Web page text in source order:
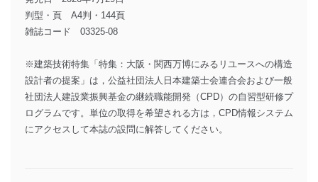
判型・頁 A4判・144頁
雑誌コード 03325-08
※建築技術特集「特集：大阪・関西万博にみるリユースへの構造
設計者の提案」は，公益社団法人日本建築士会連合会および一般
社団法人建設業振興基金の継続職能開発（CPD）の自習型研修プ
ログラムです。単位の取得を希望される方は，CPD情報システム
にアクセスして本誌の設問に解答してください。